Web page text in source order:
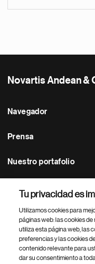
Novartis Andean &
Navegador
Prensa
Nuestro portafolio
Footer Site Search
Tu privacidad es
Utilizamos cookies para
páginas web: las cookies
utiliza esta página web, las
preferencias y las cookies
contenido relevante para
dar su consentimiento a